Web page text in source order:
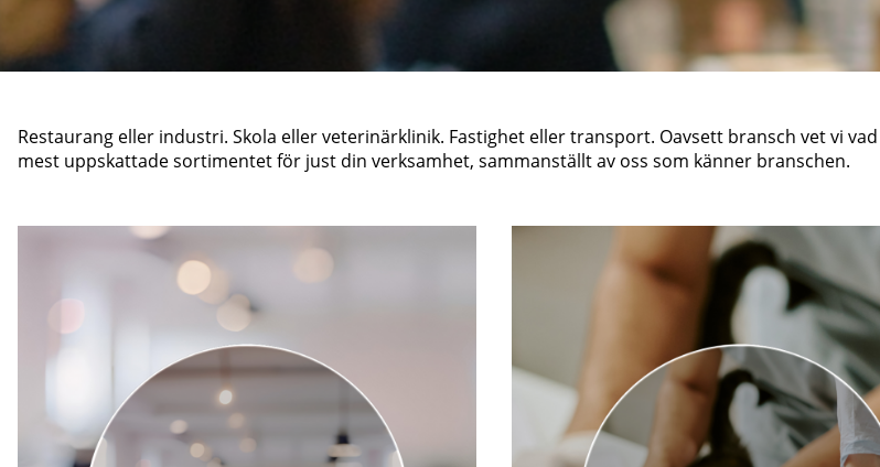
Restaurang eller industri. Skola eller veterinärklinik. Fastighet eller transport. Oavsett bransch vet vi
mest uppskattade sortimentet för just din verksamhet, sammanställt av oss som känner branschen.